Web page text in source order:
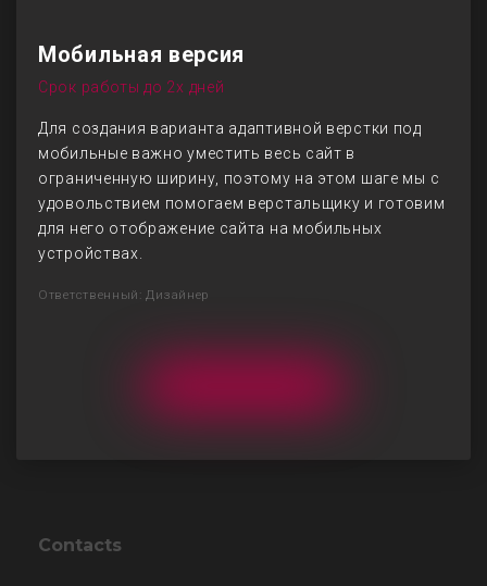
Мобильная версия
Срок работы до 2х дней
Для создания варианта адаптивной верстки под
мобильные важно уместить весь сайт в
ограниченную ширину, поэтому на этом шаге мы с
удовольствием помогаем верстальщику и готовим
для него отображение сайта на мобильных
устройствах.
Ответственный: Дизайнер
Contacts